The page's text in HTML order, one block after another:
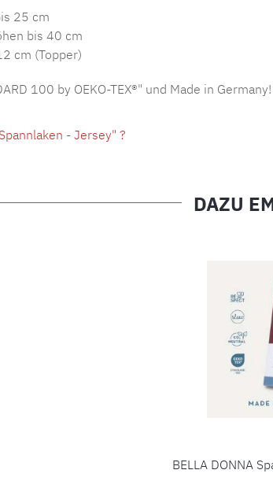
25 cm
bis 40 cm
cm (Topper)
100 by OEKO-TEX®" und Made in Germany!
- Jersey" ?
DAZU
BELLA DONNA